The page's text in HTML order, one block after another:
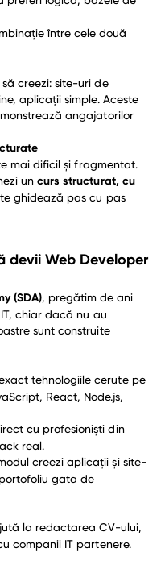
între cele două
creezi: site-uri de
aplicații simple. Aceste
angajatorilor
mai dificil și fragmentat.
uncurs structurat, cu
ghidează pas cu pas
devii Web Developer
(SDA), pregătim de ani
chiar dacă nu au
sunt construite
tehnologiile cerute pe
React, Node.js,
cu profesioniști din
real.
creezi aplicații și site-
gata de
la redactarea CV-ului,
companii IT partenere.